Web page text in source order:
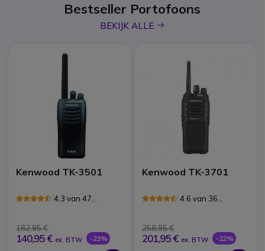
Bestseller Portofoons
BEKIJK ALLE
Kenwood TK-3501
4.3 van 47
182,95 €
140,95 € ex. BTW -23%
Kenwood TK-3701
4.6 van 36
258,95 €
201,95 € ex. BTW -22%